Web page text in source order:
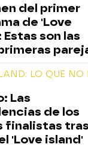
del primer
de 'Love
Estas son las
LO QUE NO
Las
de los
finalistas
'Love island'